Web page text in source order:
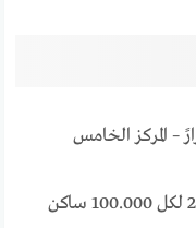
– المركز الخامس
• معدل جرائم العنف: 228.0 لكل 100.000 ساكن